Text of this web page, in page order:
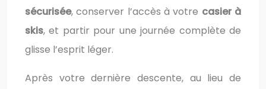
sécurisée, conserver l’accès à votre casier à
skis, et partir pour une journée complète de
glisse l’esprit léger.
Après votre dernière descente, au lieu de